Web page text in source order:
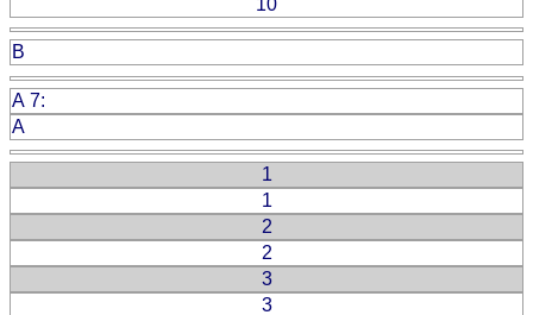
10
B
A 7:
A
1
1
2
2
3
3